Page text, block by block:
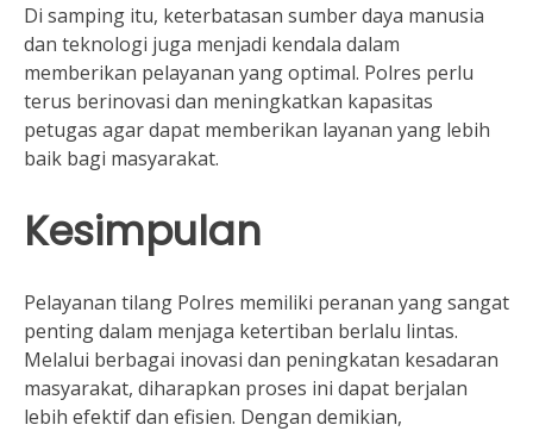
Di samping itu, keterbatasan sumber daya manusia
dan teknologi juga menjadi kendala dalam
memberikan pelayanan yang optimal. Polres perlu
terus berinovasi dan meningkatkan kapasitas
petugas agar dapat memberikan layanan yang lebih
baik bagi masyarakat.
Kesimpulan
Pelayanan tilang Polres memiliki peranan yang sangat
penting dalam menjaga ketertiban berlalu lintas.
Melalui berbagai inovasi dan peningkatan kesadaran
masyarakat, diharapkan proses ini dapat berjalan
lebih efektif dan efisien. Dengan demikian,